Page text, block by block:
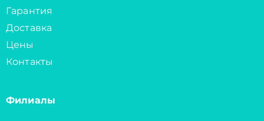
Гарантия
Доставка
Цены
Контакты
Филиалы